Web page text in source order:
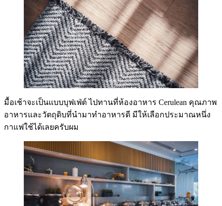
มื้อเช้าจะเป็นแบบบุฟเฟ่ต์ ไปทานที่ห้องอาหาร Cerulean คุณภาพ
อาหารและวัตถุดิบที่นำมาทำอาหารดี มีให้เลือกประมาณหนึ่ง
กาแฟใช้ได้เลยครับผม